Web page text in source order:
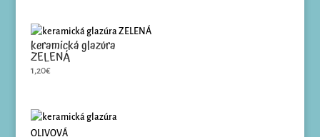
keramická glazúra
ZELENÁ
1,20€